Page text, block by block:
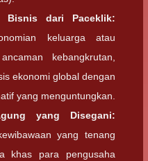
Bisnis dari Paceklik:
keluarga atau
kebangkrutan,
ekonomi global dengan
yang menguntungkan.
yang Disegani:
yang tenang
khas para pengusaha